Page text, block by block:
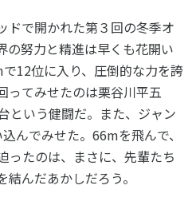
で開かれた第３回の冬季オ
の努力と精進は早くも花開い
で12位に入り、圧倒的な力を誇
ってみせたのは栗谷川平五
という健闘だ。また、ジャン
んでみせた。 66mを飛んで、
ったのは、まさに、先輩たち
んだあかしだろう。